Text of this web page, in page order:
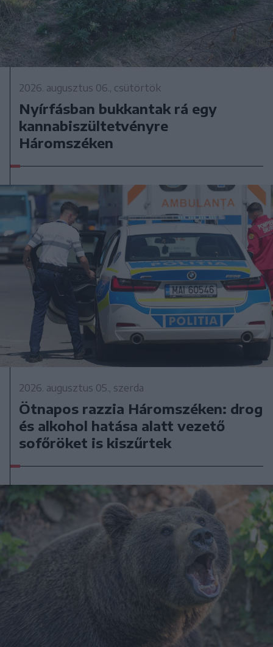
2026. augusztus 06., csütörtök
Nyírfásban bukkantak rá egy
kannabiszültetvényre
Háromszéken
2026. augusztus 05., szerda
Ötnapos razzia Háromszéken: drog
és alkohol hatása alatt vezető
sofőröket is kiszűrtek